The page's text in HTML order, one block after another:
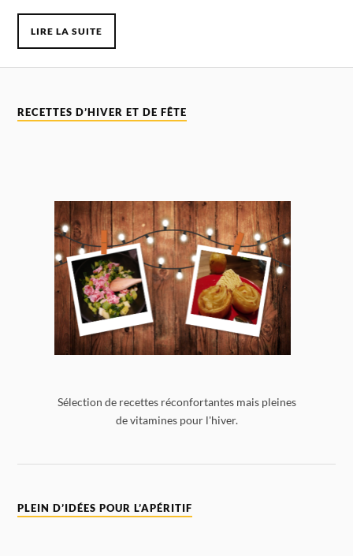
LIRE LA SUITE
RECETTES D’HIVER ET DE FÊTE
Sélection de recettes réconfortantes mais pleines
de vitamines pour l'hiver.
PLEIN D’IDÉES POUR L’APÉRITIF